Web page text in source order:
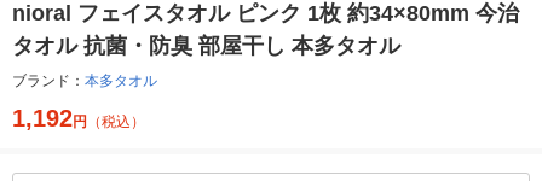
nioral フェイスタオル ピンク 1枚 約34×80mm 今治
タオル 抗菌・防臭 部屋干し 本多タオル
ブランド： 本多タオル
1,192円 （税込）